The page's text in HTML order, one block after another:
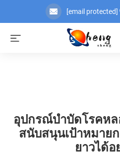
[email protected]
อุปกรณ์บำบัดโรคหล
สนับสนุนเป้าหมาย
ยาวได้อ